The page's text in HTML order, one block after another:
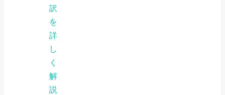
訳
を
詳
し
く
解
説